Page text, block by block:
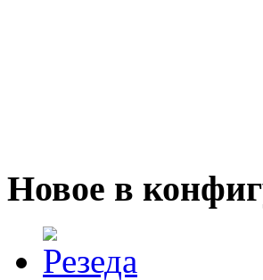
Новое в